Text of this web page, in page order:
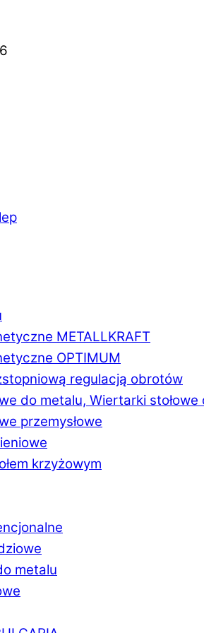
METALLKRAFT
OPTIMUM
regulacją obrotów
do metalu, Wiertarki
przemysłowe
krzyżowym
metalu